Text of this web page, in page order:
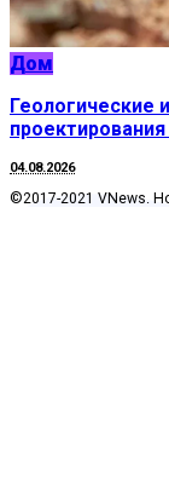
Дом
Геологические
04.08.2026
©2017-2021 VNews.